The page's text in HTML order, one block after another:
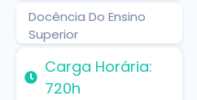
Docência Do Ensino
Superior
Carga Horária:
720h